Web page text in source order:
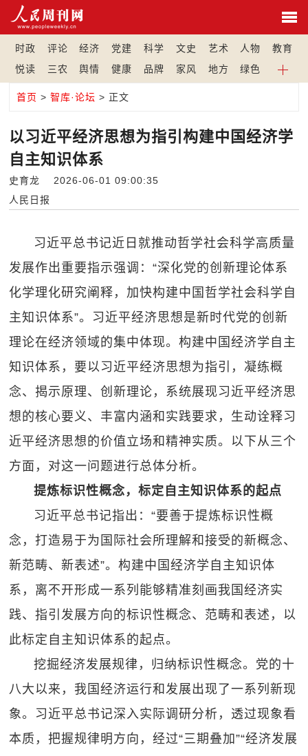
时政 评论 经济 党建 科学 文史 艺术 人物
教育
悦读
三农 舆情 健康 品牌 家风 地方 绿色
首页 >智库·论坛 > 正文
以习近平经济思想为指引构建中国经济学
自主知识体系
史育龙 2026-06-01 09:00:35
人民日报
习近平总书记近日就推动哲学社会科学高质量
发展作出重要指示强调：“深化党的创新理论体系
化学理化研究阐释，加快构建中国哲学社会科学自
主知识体系”。习近平经济思想是新时代党的创新
理论在经济领域的集中体现。构建中国经济学自主
知识体系，要以习近平经济思想为指引，凝练概
念、揭示原理、创新理论，系统展现习近平经济思
想的核心要义、丰富内涵和实践要求，生动诠释习
近平经济思想的价值立场和精神实质。以下从三个
方面，对这一问题进行总体分析。
提炼标识性概念，标定自主知识体系的起点
习近平总书记指出：“要善于提炼标识性概
念，打造易于为国际社会所理解和接受的新概念、
新范畴、新表述”。构建中国经济学自主知识体
系，离不开形成一系列能够精准刻画我国经济实
践、指引发展方向的标识性概念、范畴和表述，以
此标定自主知识体系的起点。
挖掘经济发展规律，归纳标识性概念。党的十
八大以来，我国经济运行和发展出现了一系列新现
象。习近平总书记深入实际调研分析，透过现象看
本质，把握规律明方向，经过“三期叠加”“经济发展